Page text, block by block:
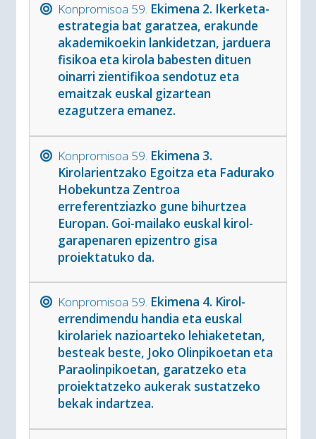
Konpromisoa 59. Ekimena 2. Ikerketa-
estrategia bat garatzea, erakunde
akademikoekin lankidetzan, jarduera
fisikoa eta kirola babesten dituen
oinarri zientifikoa sendotuz eta
emaitzak euskal gizartean
ezagutzera emanez.
Konpromisoa 59. Ekimena 3.
Kirolarientzako Egoitza eta Fadurako
Hobekuntza Zentroa
erreferentziazko gune bihurtzea
Europan. Goi-mailako euskal kirol-
garapenaren epizentro gisa
proiektatuko da.
Konpromisoa 59. Ekimena 4. Kirol-
errendimendu handia eta euskal
kirolariek nazioarteko lehiaketetan,
besteak beste, Joko Olinpikoetan eta
Paraolinpikoetan, garatzeko eta
proiektatzeko aukerak sustatzeko
bekak indartzea.